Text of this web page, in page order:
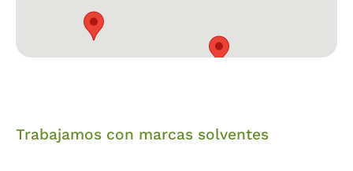
Trabajamos con marcas solventes